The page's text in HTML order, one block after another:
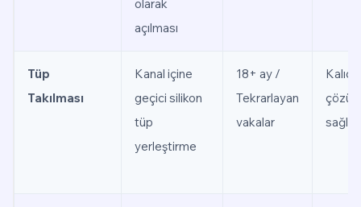
olarak
açılması
Tüp
Takılması
Kanal içine
geçici silikon
tüp
yerleştirme
18+ ay /
Tekrarlayan
vakalar
Kalıcı